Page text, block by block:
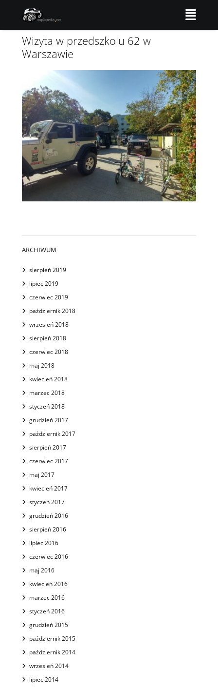
Wizyta w przedszkolu 62 w
Warszawie
ARCHIWUM
sierpień 2019
lipiec 2019
czerwiec 2019
październik 2018
wrzesień 2018
sierpień 2018
czerwiec 2018
maj 2018
kwiecień 2018
marzec 2018
styczeń 2018
grudzień 2017
październik 2017
sierpień 2017
czerwiec 2017
maj 2017
kwiecień 2017
styczeń 2017
grudzień 2016
sierpień 2016
lipiec 2016
czerwiec 2016
maj 2016
kwiecień 2016
marzec 2016
styczeń 2016
grudzień 2015
październik 2015
październik 2014
wrzesień 2014
lipiec 2014